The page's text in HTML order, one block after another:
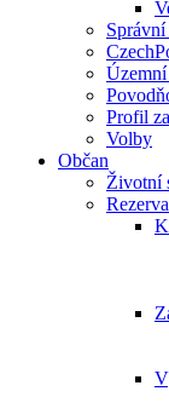
Územní
Profil
Volby
Občan
Životní